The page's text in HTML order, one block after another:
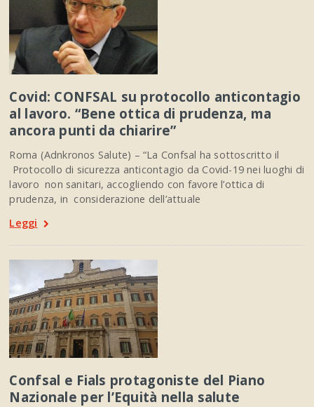
Covid: CONFSAL su protocollo anticontagio
al lavoro. “Bene ottica di prudenza, ma
ancora punti da chiarire”
Roma (Adnkronos Salute) – “La Confsal ha sottoscritto il
Protocollo di sicurezza anticontagio da Covid-19 nei luoghi di
lavoro non sanitari, accogliendo con favore l’ottica di
prudenza, in considerazione dell’attuale
Leggi
Confsal e Fials protagoniste del Piano
Nazionale per l’Equità nella salute